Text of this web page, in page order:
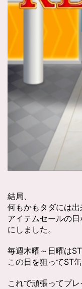
結局、
何もかもタダには出
アイテムセールの
にしました。
毎週木曜～日曜は
この日を狙ってST
これで頑張ってプレ